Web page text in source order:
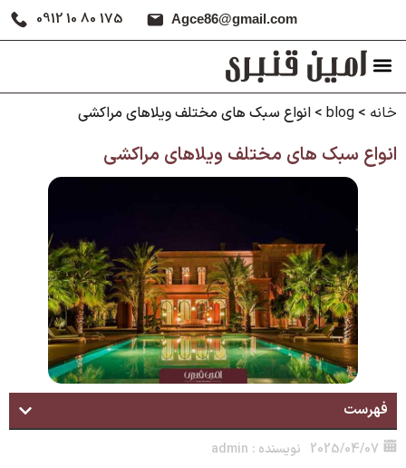
0912 10 80 175 Agce86@gmail.com
خانه>
blog
> انواع سبک‌ های مختلف ویلاهای مراکشی
انواع سبک‌ های مختلف ویلاهای مراکشی
فهرست
2025/04/07 نویسنده : admin